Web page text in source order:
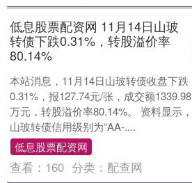
低息股票配资网 11月14日山玻
转债下跌0.31%，转股溢价率
80.14%
本站消息，11月14日山玻转债收盘下跌
0.31%，报127.74元/张，成交额1339.98
万元，转股溢价率80.14%。 资料显示，
山玻转债信用级别为“AA-....
低息股票配资网
查看： 160 分类： 配查网